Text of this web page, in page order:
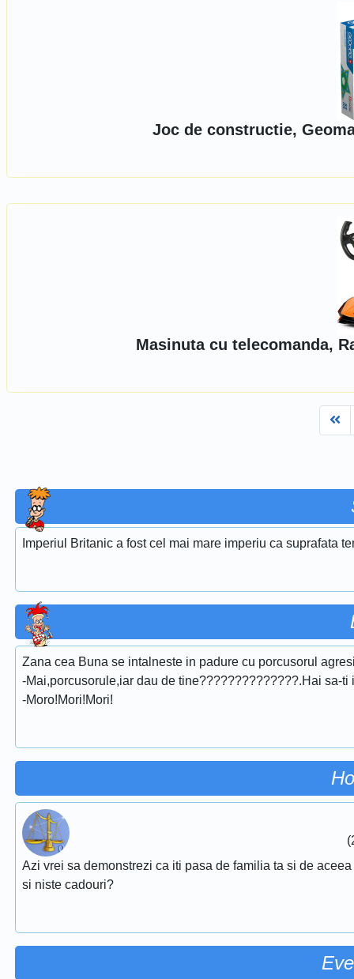
Joc de constructie,
Masinuta cu telecomanda,
Imperiul Britanic a fost cel mai mare imperiu ca suprafata
Zana cea Buna se intalneste in padure cu porcusorul
-Mai,porcusorule,iar dau de tine??????????????.Hai sa-ti
-Moro!Mori!Mori!
Azi vrei sa demonstrezi ca iti pasa de familia ta si de
si niste cadouri?